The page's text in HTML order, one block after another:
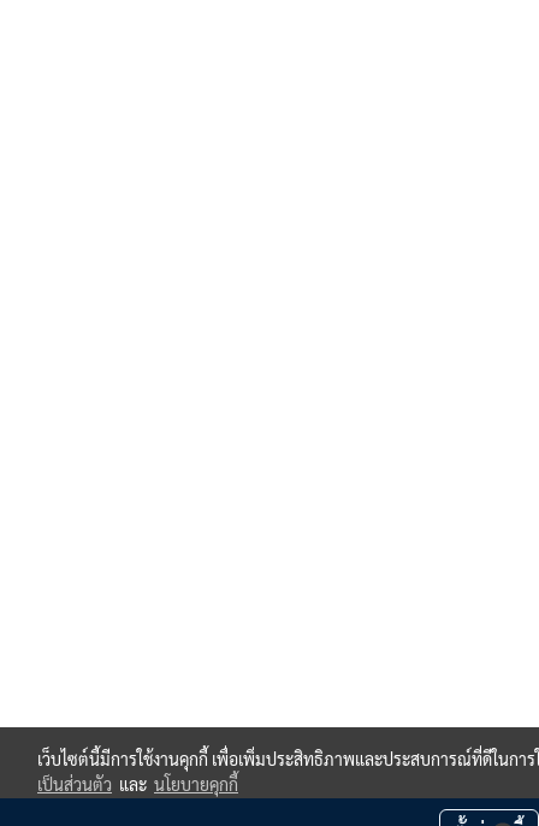
เว็บไซต์นี้มีการใช้งานคุกกี้ เพื่อเพิ่มประสิทธิภาพและประสบการณ์ที่ดีในกา
เป็นส่วนตัว และ นโยบายคุกกี้